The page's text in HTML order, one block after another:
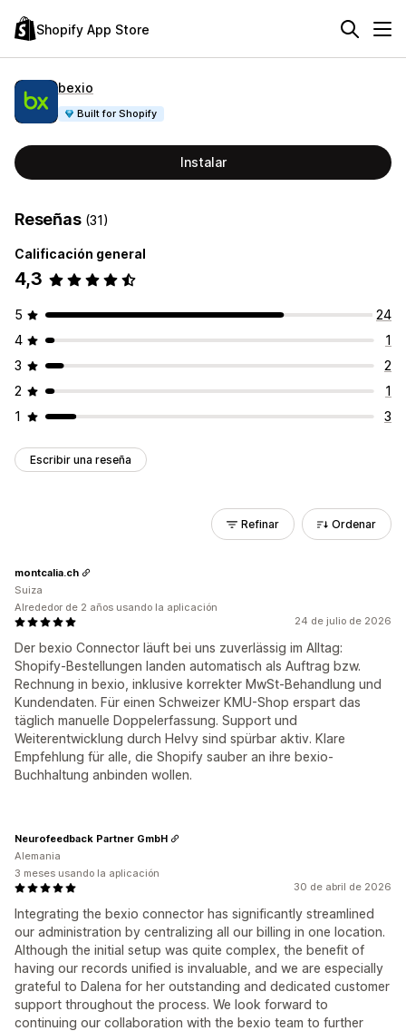
Shopify App Store
bexio
Built for Shopify
Instalar
Reseñas (31)
Calificación general
4,3
5
24
4
1
3
2
2
1
1
3
Escribir una reseña
Refinar Ordenar
24 de julio de 2026
Der bexio Connector läuft bei uns zuverlässig im Alltag:
Shopify-Bestellungen landen automatisch als Auftrag bzw.
Rechnung in bexio, inklusive korrekter MwSt-Behandlung und
Kundendaten. Für einen Schweizer KMU-Shop erspart das
täglich manuelle Doppelerfassung. Support und
Weiterentwicklung durch Helvy sind spürbar aktiv. Klare
Empfehlung für alle, die Shopify sauber an ihre bexio-
Buchhaltung anbinden wollen.
montcalia.ch
Suiza
Alrededor de 2 años usando la aplicación
30 de abril de 2026
Integrating the bexio connector has significantly streamlined
our administration by centralizing all our billing in one location.
Although the initial setup was quite complex, the benefit of
having our records unified is invaluable, and we are especially
grateful to Dalena for her outstanding and dedicated customer
support throughout the process. We look forward to
continuing our collaboration with the bexio team to further
Neurofeedback Partner GmbH
Alemania
3 meses usando la aplicación